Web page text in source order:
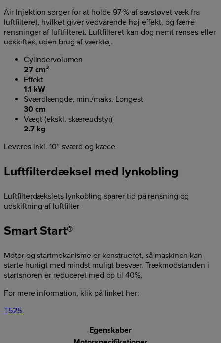
Air Injektion sørger for at holde 97 % af savstøvet væk fra
luftfilteret, hvilket giver vedvarende høj effekt, og færre
rensninger af luftfilteret. Luftfilteret kan dog nemt renses eller
udskiftes, uden brug af værktøj.
Cylindervolumen
27 cm³
Effekt
1.1 kW
Sværdlængde, min./maks. Longest
30 cm
Vægt (ekskl. skæreudstyr)
2.7 kg
Leveres inkl. 10” sværd og kæde
Luftfilterdæksel med lynkobling
Luftfilterdækslets lynkobling sparer tid på rensning og
udskiftning af luftfilter
Smart Start®
Motor og startmekanisme er konstrueret, så maskinen kan
starte hurtigt med mindst muligt besvær. Trækmodstanden i
startsnoren er reduceret med op til 40%.
For mere information, klik på linket her:
T525
Egenskaber